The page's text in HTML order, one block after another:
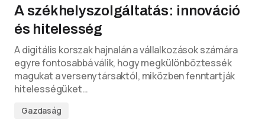
A székhelyszolgáltatás: innováció
és hitelesség
A digitális korszak hajnalán a vállalkozások számára
egyre fontosabbá válik, hogy megkülönböztessék
magukat a versenytársaktól, miközben fenntartják
hitelességüket…
Gazdaság